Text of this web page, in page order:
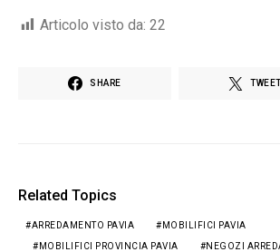
Articolo visto da: 22
SHARE
Related Topics
ARREDAMENTO PAVIA MOBILIFICI PAVIA
MOBILIFICI PROVINCIA PAVIA NEGOZI